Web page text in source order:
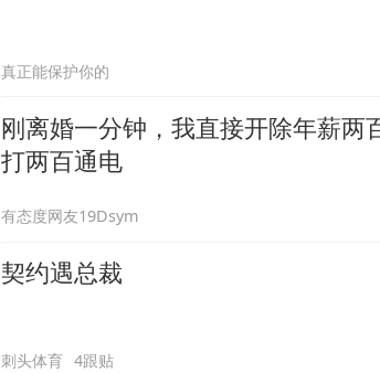
真正能保护你的
刚离婚一分钟，我直接开除年薪两
打两百通电
有态度网友19Dsym
契约遇总裁
刺头体育 4跟贴